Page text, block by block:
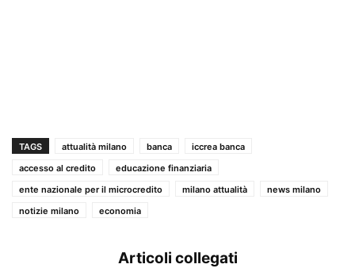
TAGS attualità milano banca
iccrea banca
accesso al credito
educazione finanziaria
ente nazionale per il microcredito
milano attualità
news milano
notizie milano
economia
Articoli collegati